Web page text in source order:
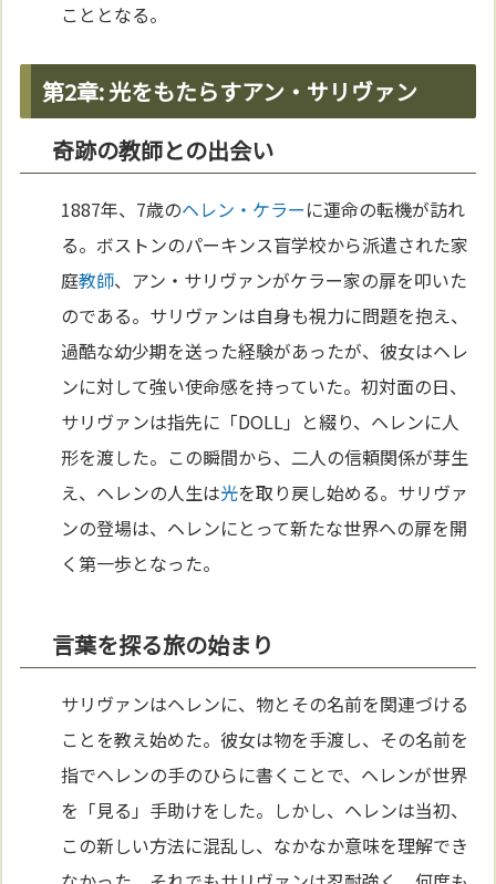
こととなる。
第2章: 光をもたらすアン・サリヴァン
奇跡の教師との出会い
1887年、7歳のヘレン・ケラーに運命の転機が訪れ
る。ボストンのパーキンス盲学校から派遣された家
庭教師、アン・サリヴァンがケラー家の扉を叩いた
のである。サリヴァンは自身も視力に問題を抱え、
過酷な幼少期を送った経験があったが、彼女はヘレ
ンに対して強い使命感を持っていた。初対面の日、
サリヴァンは指先に「DOLL」と綴り、ヘレンに人
形を渡した。この瞬間から、二人の信頼関係が芽生
え、ヘレンの人生は光を取り戻し始める。サリヴァ
ンの登場は、ヘレンにとって新たな世界への扉を開
く第一歩となった。
言葉を探る旅の始まり
サリヴァンはヘレンに、物とその名前を関連づける
ことを教え始めた。彼女は物を手渡し、その名前を
指でヘレンの手のひらに書くことで、ヘレンが世界
を「見る」手助けをした。しかし、ヘレンは当初、
この新しい方法に混乱し、なかなか意味を理解でき